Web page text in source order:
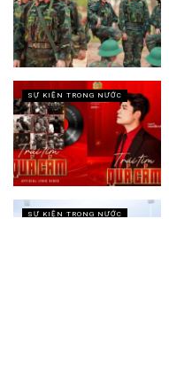
SỰ KIỆN TRONG NƯỚC
SỰ KIỆN TRONG NƯỚC